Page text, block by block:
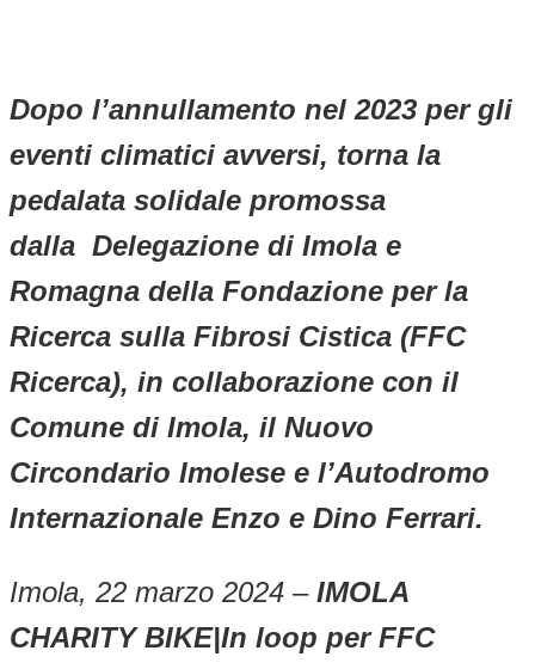
Dopo l’annullamento nel 2023 per gli
eventi climatici avversi, torna la
pedalata solidale promossa
dalla Delegazione di Imola e
Romagna della Fondazione per la
Ricerca sulla Fibrosi Cistica (FFC
Ricerca), in collaborazione con il
Comune di Imola, il Nuovo
Circondario Imolese e l’Autodromo
Internazionale Enzo e Dino Ferrari.
Imola, 22 marzo 2024 – IMOLA
CHARITY BIKE|In loop per FFC